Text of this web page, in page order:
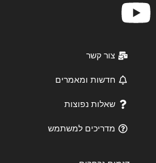
צור קשר
חדשות ומאמרים
שאלות נפוצות
מדריכים למשתמש